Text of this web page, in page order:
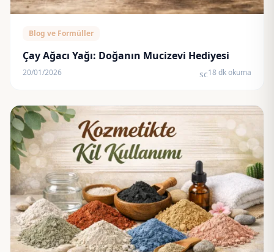
Blog ve Formüller
Çay Ağacı Yağı: Doğanın Mucizevi Hediyesi
20/01/2026 schedule
18 dk okuma